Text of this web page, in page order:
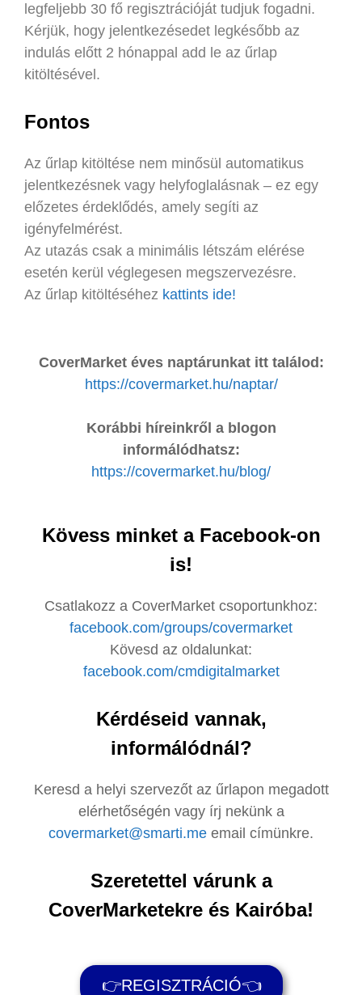
legfeljebb 30 fő regisztrációját tudjuk fogadni.
Kérjük, hogy jelentkezésedet legkésőbb az
indulás előtt 2 hónappal add le az űrlap
kitöltésével.
Fontos
Az űrlap kitöltése nem minősül automatikus
jelentkezésnek vagy helyfoglalásnak – ez egy
előzetes érdeklődés, amely segíti az
igényfelmérést.
Az utazás csak a minimális létszám elérése
esetén kerül véglegesen megszervezésre.
Az űrlap kitöltéséhez kattints ide!
CoverMarket éves naptárunkat itt találod:
https://covermarket.hu/naptar/
Korábbi híreinkről a blogon
informálódhatsz:
https://covermarket.hu/blog/
Kövess minket a Facebook-on
is!
Csatlakozz a CoverMarket csoportunkhoz:
facebook.com/groups/covermarket
Kövesd az oldalunkat:
facebook.com/cmdigitalmarket
Kérdéseid vannak,
informálódnál?
Keresd a helyi szervezőt az űrlapon megadott
elérhetőségén vagy írj nekünk a
covermarket@smarti.me email címünkre.
Szeretettel várunk a
CoverMarketekre és Kairóba!
👉REGISZTRÁCIÓ👈